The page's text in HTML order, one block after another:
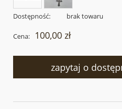
Dostępność: brak towaru
Cena: 100,00 zł
zapytaj o